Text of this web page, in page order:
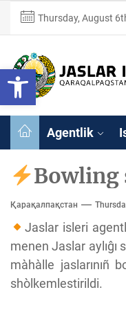
Open toolbar
content
Thursday, August
Agentlik
Bowling
Қарақалпақстан
Jaslar isleri
menen Jaslar aylıĝı
màhàlle jaslarınıñ
shòlkemlestirildi.